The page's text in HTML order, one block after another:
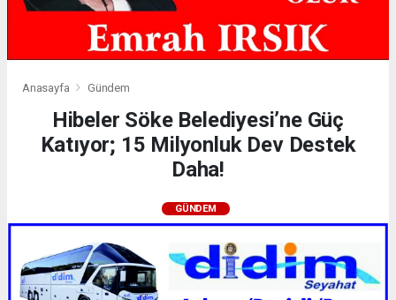
Anasayfa Gündem
Hibeler Söke Belediyesi’ne Güç
Katıyor; 15 Milyonluk Dev Destek
Daha!
GÜNDEM